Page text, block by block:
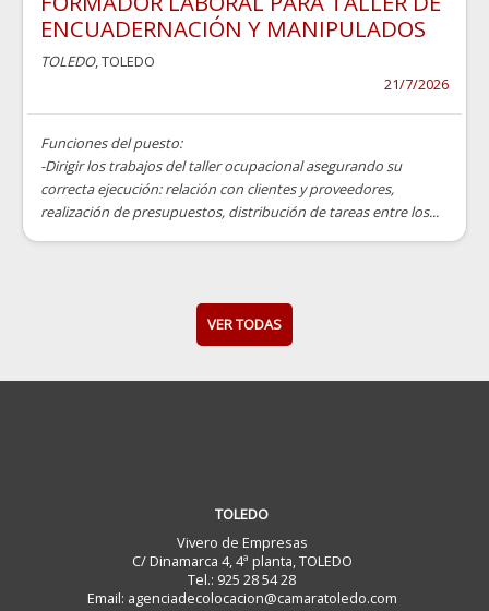
ENCUADERNACIÓN Y MANIPULADOS
TOLEDO, TOLEDO
21/7/2026
Funciones del puesto:
-Dirigir los trabajos del taller ocupacional asegurando su
correcta ejecución: relación con clientes y proveedores,
realización de presupuestos, distribución de tareas entre los...
VER TODAS
TOLEDO
Vivero de Empresas
C/ Dinamarca 4, 4ª planta, TOLEDO
Tel.: 925 28 54 28
Email: agenciadecolocacion@camaratoledo.com